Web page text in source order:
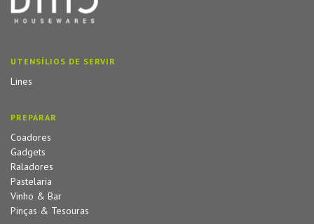
UTENSÍLIOS DE SERVIR
Lines
PREPARAR
Coadores
Gadgets
Raladores
Pastelaria
Vinho & Bar
Pinças & Tesouras